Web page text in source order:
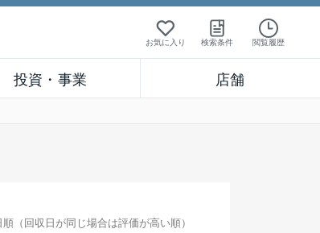
お気に入り 検索条件 閲覧履歴
投資・事業 店舗
（回収日が同じ場合は評価が高い順）